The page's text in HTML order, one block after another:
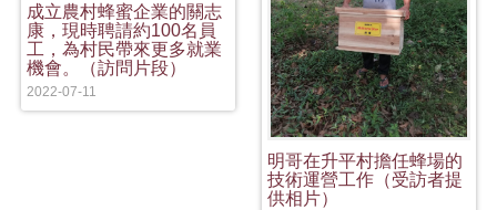
成立農村蜂蜜企業的關志
康，現時聘請約100名員
工，為村民帶來更多就業
機會。（訪問片段）
2022-07-11
明哥在升平村擔任蜂場的
技術運營工作（受訪者提
供相片）